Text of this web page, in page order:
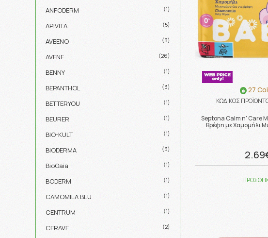
ANFODERM (1)
APIVITA (5)
AVEENO (3)
AVENE (26)
BENNY (1)
BEPANTHOL (3)
BETTERYOU (1)
BEURER (1)
BIO-KULT (1)
BIODERMA (3)
BioGaia (1)
BODERM (1)
CAMOMILA BLU (1)
CENTRUM (1)
CERAVE (2)
27
ΚΩΔΙΚΟΣ
Septona Calm n' Care
Βρέφη με Χαμομήλι